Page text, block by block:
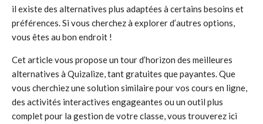
il existe des alternatives plus adaptées à certains besoins et
préférences. Si vous cherchez à explorer d’autres options,
vous êtes au bon endroit !
Cet article vous propose un tour d’horizon des meilleures
alternatives à Quizalize, tant gratuites que payantes. Que
vous cherchiez une solution similaire pour vos cours en ligne,
des activités interactives engageantes ou un outil plus
complet pour la gestion de votre classe, vous trouverez ici